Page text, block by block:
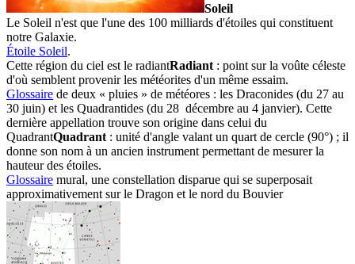
Soleil
Le Soleil n'est que l'une des 100 milliards d'étoiles qui constituent
notre Galaxie.
Étoile Soleil.
Cette région du ciel est le radiantRadiant : point sur la voûte céleste
d'où semblent provenir les météorites d'un même essaim.
Glossaire de deux « pluies » de météores : les Draconides (du 27 au
30 juin) et les Quadrantides (du 28 décembre au 4 janvier). Cette
dernière appellation trouve son origine dans celui du
QuadrantQuadrant : unité d'angle valant un quart de cercle (90°) ; il
donne son nom à un ancien instrument permettant de mesurer la
hauteur des étoiles.
Glossaire mural, une constellation disparue qui se superposait
approximativement sur le Dragon et le nord du Bouvier